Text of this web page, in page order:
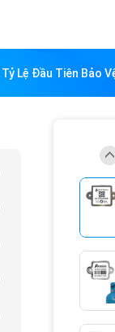
Tỷ Lệ Đầu Tiên Bảo